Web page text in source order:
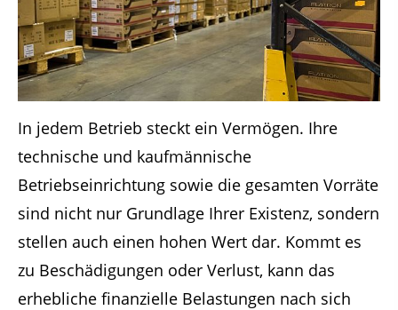
In jedem Betrieb steckt ein Vermögen. Ihre
technische und kaufmännische
Betriebseinrichtung sowie die gesamten Vorräte
sind nicht nur Grundlage Ihrer Existenz, sondern
stellen auch einen hohen Wert dar. Kommt es
zu Beschädigungen oder Verlust, kann das
erhebliche finanzielle Belastungen nach sich